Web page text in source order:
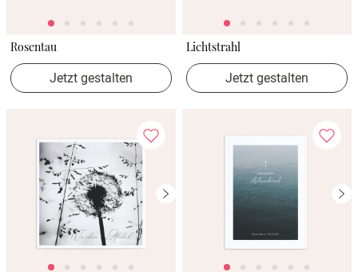
Rosentau
Jetzt gestalten
Lichtstrahl
Jetzt gestalten